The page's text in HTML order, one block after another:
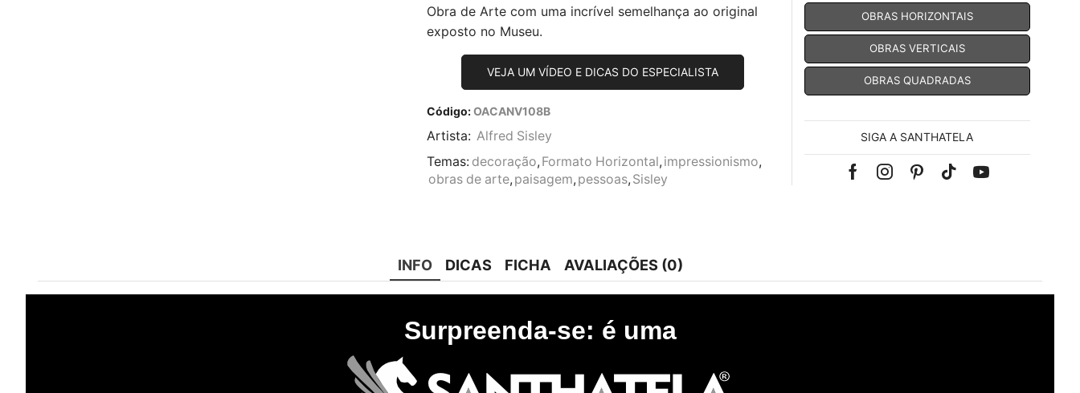
Obra de Arte com uma incrível semelhança ao original
exposto no Museu.
VEJA UM VÍDEO E DICAS DO ESPECIALISTA
Código:OACANV108B
Artista: Alfred Sisley
Temas: decoração, Formato Horizontal, impressionismo,
obras de arte, paisagem, pessoas, Sisley
OBRAS HORIZONTAIS
OBRAS VERTICAIS
OBRAS QUADRADAS
SIGA A SANTHATELA
FacebookInstagramPinterest
Tik-Youtube
INFO DICAS FICHA AVALIAÇÕES (0)
Surpreenda-se: é uma